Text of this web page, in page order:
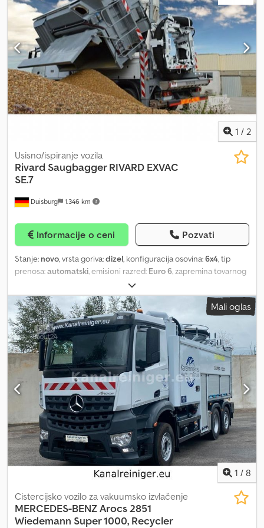
1 / 2
Duisburg 1.346 km
Usisno/ispiranje vozila
Rivard Saugbagger RIVARD EXVAC
SE.7
Informacije o ceni Pozvati
Stanje: novo, vrsta goriva:dizel, konfiguracija osovina:6x4, tip
prenosa:automatski, emisioni razred: Euro 6, zapremina tovarnog
, Godina proizvodnje:
EXVAC SE.7, RIVARD usisni bager / vozilo po porudžbini EXVAC
SE.7 !! Rok isporuke: < 8 meseci !! RIVARD industrijska turbina
Odvojivi ulaz za usisno crevo Dwjdpfx Apog Dl Ane Hsa Zapremina
rezervoara 7,0 m³ Izbočnik sa 4 zgloba Hidrostatički pogon Sistem
za čišćenje filtera Sigurnosna zaštita od pada nazad / napred
Kamera za nadzor putanje kretanja
Mali oglas
1 / 8
Cistercijsko vozilo za vakuumsko izvlačenje
MERCEDES-BENZArocs 2851
Wiedemann Super 1000, Recycler